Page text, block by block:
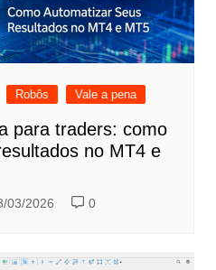
Robôs Vale a pena
para traders: como
no MT4 e
03/2026 0